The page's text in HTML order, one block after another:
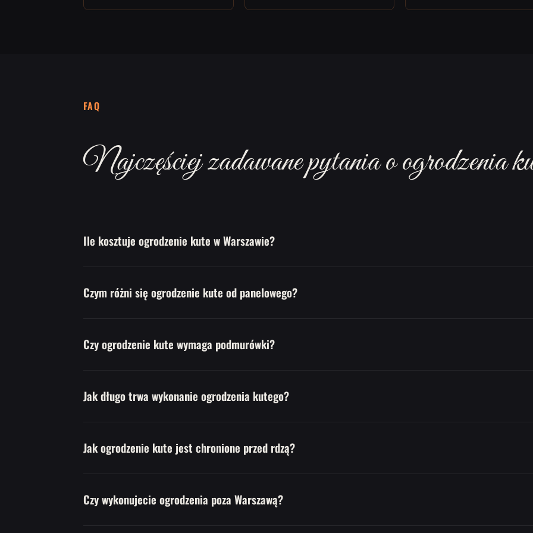
FAQ
Najczęściej zadawane pytania o ogrodzenia
Ile kosztuje ogrodzenie kute w Warszawie?
Czym różni się ogrodzenie kute od panelowego?
Czy ogrodzenie kute wymaga podmurówki?
Jak długo trwa wykonanie ogrodzenia kutego?
Jak ogrodzenie kute jest chronione przed rdzą?
Czy wykonujecie ogrodzenia poza Warszawą?